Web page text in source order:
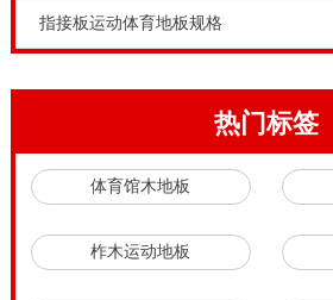
指接板运动体育地板规格
热门标签
体育馆木地板
柞木运动地板